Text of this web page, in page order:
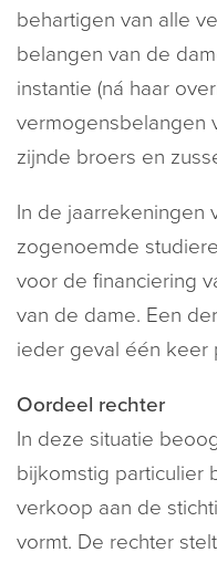
behartigen van alle
belangen van de
instantie (ná haar
vermogensbelangen
zijnde broers en
In de jaarrekeningen
zogenoemde
voor de financiering
van de dame. Een
ieder geval één keer
Oordeel rechter
In deze situatie
bijkomstig particulier
verkoop aan de
vormt. De rechter